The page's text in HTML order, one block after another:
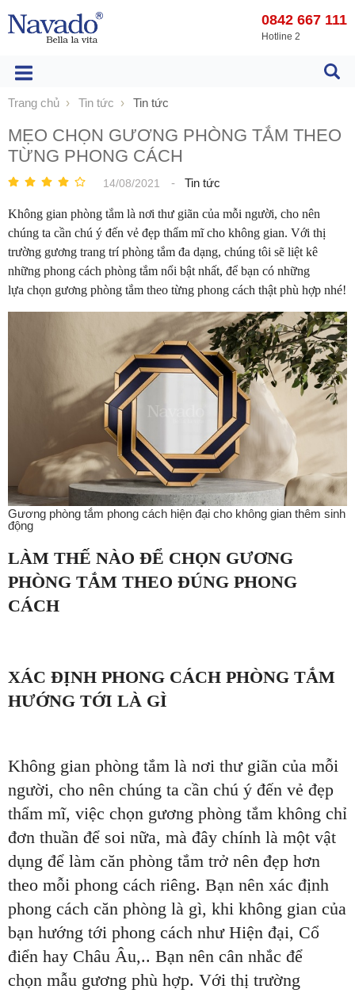
0842 667 111
Hotline 2
Trang chủ Tin tức Tin tức
MẸO CHỌN GƯƠNG PHÒNG TẮM THEO
TỪNG PHONG CÁCH
14/08/2021 - Tin tức
Không gian phòng tắm là nơi thư giãn của mỗi người, cho nên
chúng ta cần chú ý đến vẻ đẹp thẩm mĩ cho không gian. Với thị
trường gương trang trí phòng tắm đa dạng, chúng tôi sẽ liệt kê
những phong cách phòng tắm nổi bật nhất, để bạn có những
lựa chọn gương phòng tắm theo từng phong cách thật phù hợp nhé!
Gương phòng tắm phong cách hiện đại cho không gian thêm sinh
động
LÀM THẾ NÀO ĐỂ CHỌN GƯƠNG
PHÒNG TẮM THEO ĐÚNG PHONG
CÁCH
XÁC ĐỊNH PHONG CÁCH PHÒNG TẮM
HƯỚNG TỚI LÀ GÌ
Không gian phòng tắm là nơi thư giãn của mỗi
người, cho nên chúng ta cần chú ý đến vẻ đẹp
thẩm mĩ, việc chọn gương phòng tắm không chỉ
đơn thuần để soi nữa, mà đây chính là một vật
dụng để làm căn phòng tắm trở nên đẹp hơn
theo mỗi phong cách riêng. Bạn nên xác định
phong cách căn phòng là gì, khi không gian của
bạn hướng tới phong cách như Hiện đại, Cổ
điển hay Châu Âu,.. Bạn nên cân nhắc để
chọn mẫu gương phù hợp. Với thị trường